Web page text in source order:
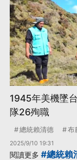
1945年美機墜
隊26殉職
總統賴清德 布
2025/9/10 19:31
閱讀更多 #總統賴